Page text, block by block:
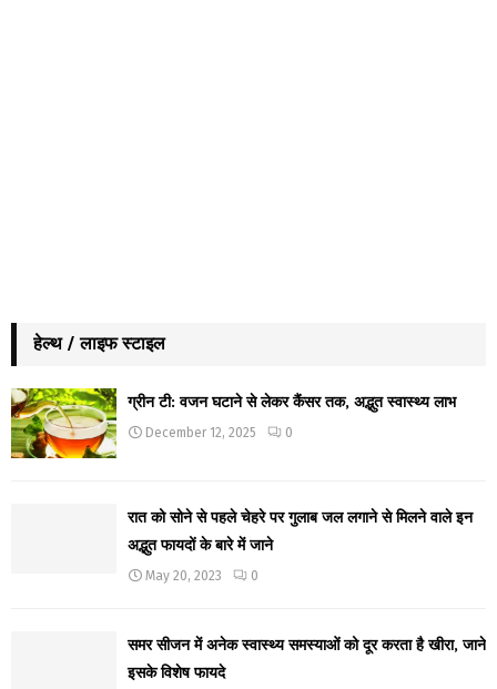
हेल्थ / लाइफ स्टाइल
ग्रीन टी: वजन घटाने से लेकर कैंसर तक, अद्भुत स्वास्थ्य लाभ
December 12, 2025 0
रात को सोने से पहले चेहरे पर गुलाब जल लगाने से मिलने वाले इन
अद्भुत फायदों के बारे में जाने
May 20, 2023 0
समर सीजन में अनेक स्वास्थ्य समस्याओं को दूर करता है खीरा, जाने
इसके विशेष फायदे